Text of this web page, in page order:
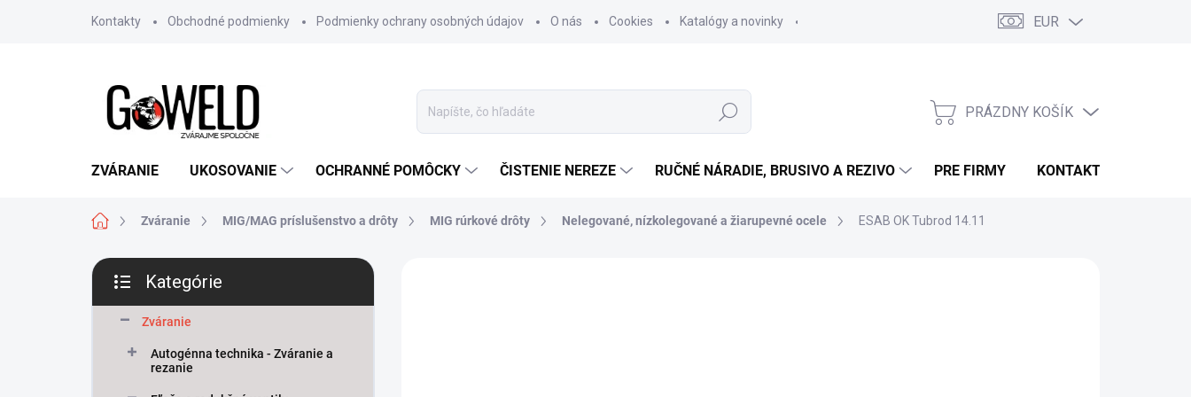
Kontakty
Obchodné podmienky Podmienky ochrany osobných údajov O nás Cookies Katalógy a novinky Poučenie o uplatnení práva spotrebiteľa na odstúpenie od zmluvy
EUR
Hľadať NÁKUPNÝ KOŠÍK
PRÁZDNY KOŠÍK
ZVÁRANIE UKOSOVANIE OCHRANNÉ POMÔCKY ČISTENIE NEREZE RUČNÉ NÁRADIE, BRUSIVO A REZIVO PRE FIRMY KONTAKTY
DomovZváranie MIG/MAG príslušenstvo a drôty MIG rúrkové drôty Nelegované, nízkolegované a žiarupevné ocele ESAB OK Tubrod 14.11
Bočný panel
Preskočiť kategórie
Kategórie
Zváranie
Autogénna technika - Zváranie a
rezanie